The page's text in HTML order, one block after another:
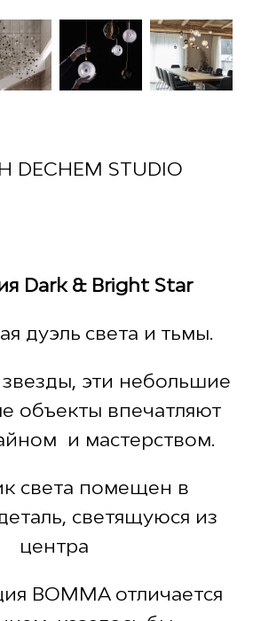
STUDIO
Dark & Bright Star
дуэль света и тьмы.
эти небольшие
объекты впечатляют
и мастерством.
света помещен в
светящуюся из
центра
BOMMA отличается